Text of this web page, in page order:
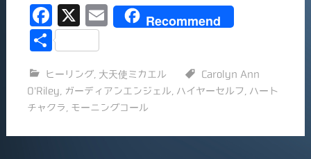
F
a
e
b
X
E
l
Recommend
共
ヒーリング, 大天使ミカエル
Carolyn Ann
O’Riley
ガーディアンエンジェル ハイヤーセルフ
ハート
チャクラ
モーニングコール